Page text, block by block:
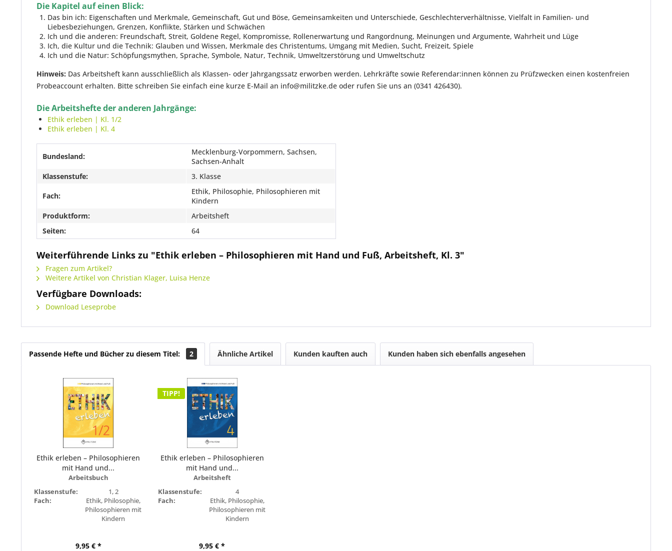
Die Kapitel auf einen Blick:
Das bin ich: Eigenschaften und Merkmale, Gemeinschaft, Gut und Böse, Gemeinsamkeiten und Unterschiede, Geschlechterverhältnisse, Vielfalt in Familien- und
Liebesbeziehungen, Grenzen, Konflikte, Stärken und Schwächen
Ich und die anderen: Freundschaft, Streit, Goldene Regel, Kompromisse, Rollenerwartung und Rangordnung, Meinungen und Argumente, Wahrheit und Lüge
Ich, die Kultur und die Technik: Glauben und Wissen, Merkmale des Christentums, Umgang mit Medien, Sucht, Freizeit, Spiele
Ich und die Natur: Schöpfungsmythen, Sprache, Symbole, Natur, Technik, Umweltzerstörung und Umweltschutz
Hinweis: Das Arbeitsheft kann ausschließlich als Klassen- oder Jahrgangssatz erworben werden. Lehrkräfte sowie Referendar:innen können zu Prüfzwecken einen kostenfreien
Probeaccount erhalten. Bitte schreiben Sie einfach eine kurze E-Mail an info@militzke.de oder rufen Sie uns an (0341 426430).
Die Arbeitshefte der anderen Jahrgänge:
Ethik erleben | Kl. 1/2
Ethik erleben | Kl. 4
Bundesland:
Mecklenburg-Vorpommern, Sachsen,
Sachsen-Anhalt
Klassenstufe:
3. Klasse
Fach:
Ethik, Philosophie, Philosophieren mit
Kindern
Produktform:
Arbeitsheft
Seiten:
64
Weiterführende Links zu "Ethik erleben – Philosophieren mit Hand und Fuß, Arbeitsheft, Kl. 3"
Fragen zum Artikel?
Weitere Artikel von Christian Klager, Luisa Henze
Verfügbare Downloads:
Download Leseprobe
Passende Hefte und Bücher zu diesem Titel: 2 Ähnliche Artikel Kunden kauften auch Kunden haben sich ebenfalls angesehen
Ethik erleben – Philosophieren
mit Hand und...
Arbeitsbuch
Klassenstufe:
1, 2
Fach:
Ethik, Philosophie,
Philosophieren mit
Kindern
Sachsen, Sachsen-
9,95 € *
TIPP!
Ethik erleben – Philosophieren
mit Hand und...
Arbeitsheft
Klassenstufe:
4
Fach:
Ethik, Philosophie,
Philosophieren mit
Kindern
Sachsen, Sachsen-
9,95 € *